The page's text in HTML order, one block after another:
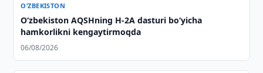
O‘ZBEKISTON
O‘zbekiston AQSHning H-2A dasturi bo‘yicha
hamkorlikni kengaytirmoqda
06/08/2026